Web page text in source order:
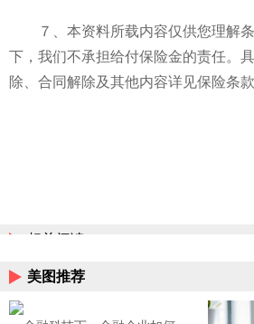
７、本资料所载内容仅供您理解
下，我们不承担给付保险金的责任。
除、合同解除及其他内容详见保险条款
相关阅读
美图推荐